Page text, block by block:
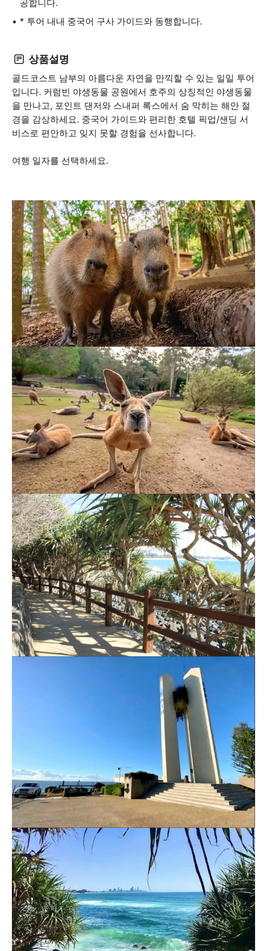
공합니다.
* 투어 내내 중국어 구사 가이드와 동행합니다.
상품설명
골드코스트 남부의 아름다운 자연을 만끽할 수 있는 일일 투어
입니다. 커럼빈 야생동물 공원에서 호주의 상징적인 야생동물
을 만나고, 포인트 댄저와 스내퍼 록스에서 숨 막히는 해안 절
경을 감상하세요. 중국어 가이드와 편리한 호텔 픽업/샌딩 서
비스로 편안하고 잊지 못할 경험을 선사합니다.
여행 일자를 선택하세요.